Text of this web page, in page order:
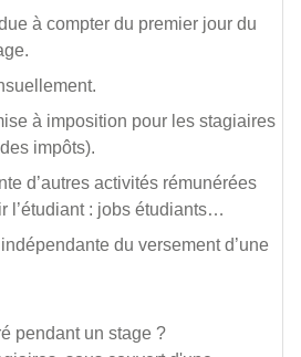
à compter du premier jour du
à imposition pour les stagiaires
impôts).
d’autres activités rémunérées
l’étudiant : jobs étudiants…
du versement d’une
pendant un stage ?